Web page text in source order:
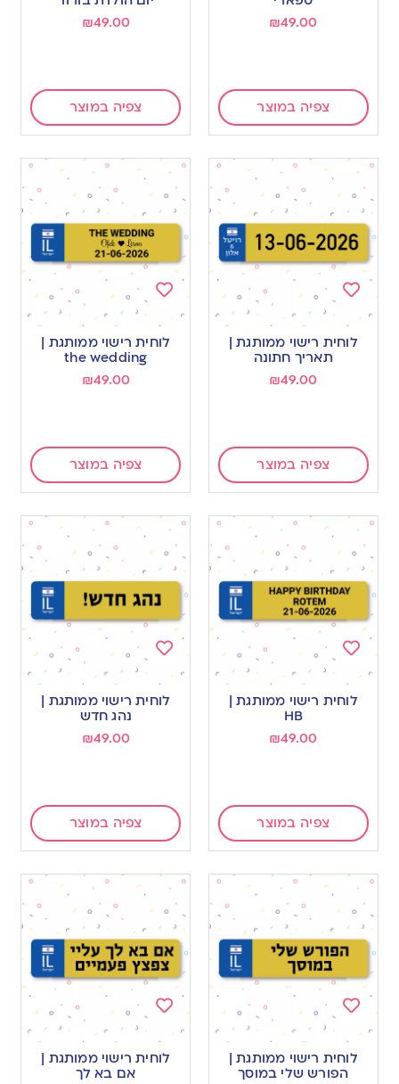
₪49.00
צפיה במוצר
₪49.00
צפיה במוצר
Add
to
wishlist
לוחית רישוי ממותגת |
תאריך חתונה
₪49.00
צפיה במוצר
Add
to
wishlist
לוחית רישוי ממותגת |
the wedding
₪49.00
צפיה במוצר
Add
to
wishlist
לוחית רישוי ממותגת |
HB
₪49.00
צפיה במוצר
Add
to
wishlist
לוחית רישוי ממותגת |
נהג חדש
₪49.00
צפיה במוצר
Add
to
wishlist
לוחית רישוי ממותגת |
הפורש שלי במוסך
Add
to
wishlist
לוחית רישוי ממותגת |
אם בא לך